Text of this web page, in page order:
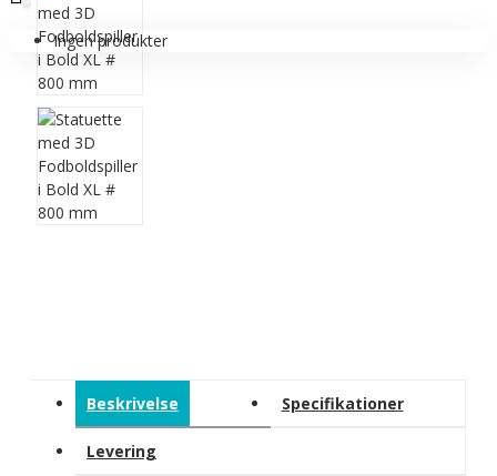
Ingen produkter
Beskrivelse Specifikationer
Levering